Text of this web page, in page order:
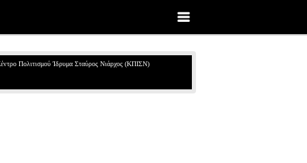
Πολιτισμού Ίδρυμα Σταύρος Νιάρχος (ΚΠΙΣΝ)